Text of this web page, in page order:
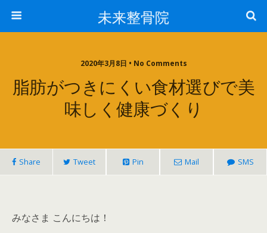
未来整骨院
2020年3月8日 • No Comments
脂肪がつきにくい食材選びで美
味しく健康づくり
Share Tweet Pin Mail SMS
みなさま こんにちは！